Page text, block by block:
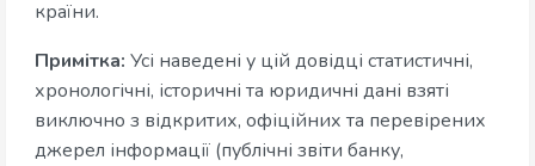
країни.
Примітка: Усі наведені у цій довідці статистичні,
хронологічні, історичні та юридичні дані взяті
виключно з відкритих, офіційних та перевірених
джерел інформації (публічні звіти банку,